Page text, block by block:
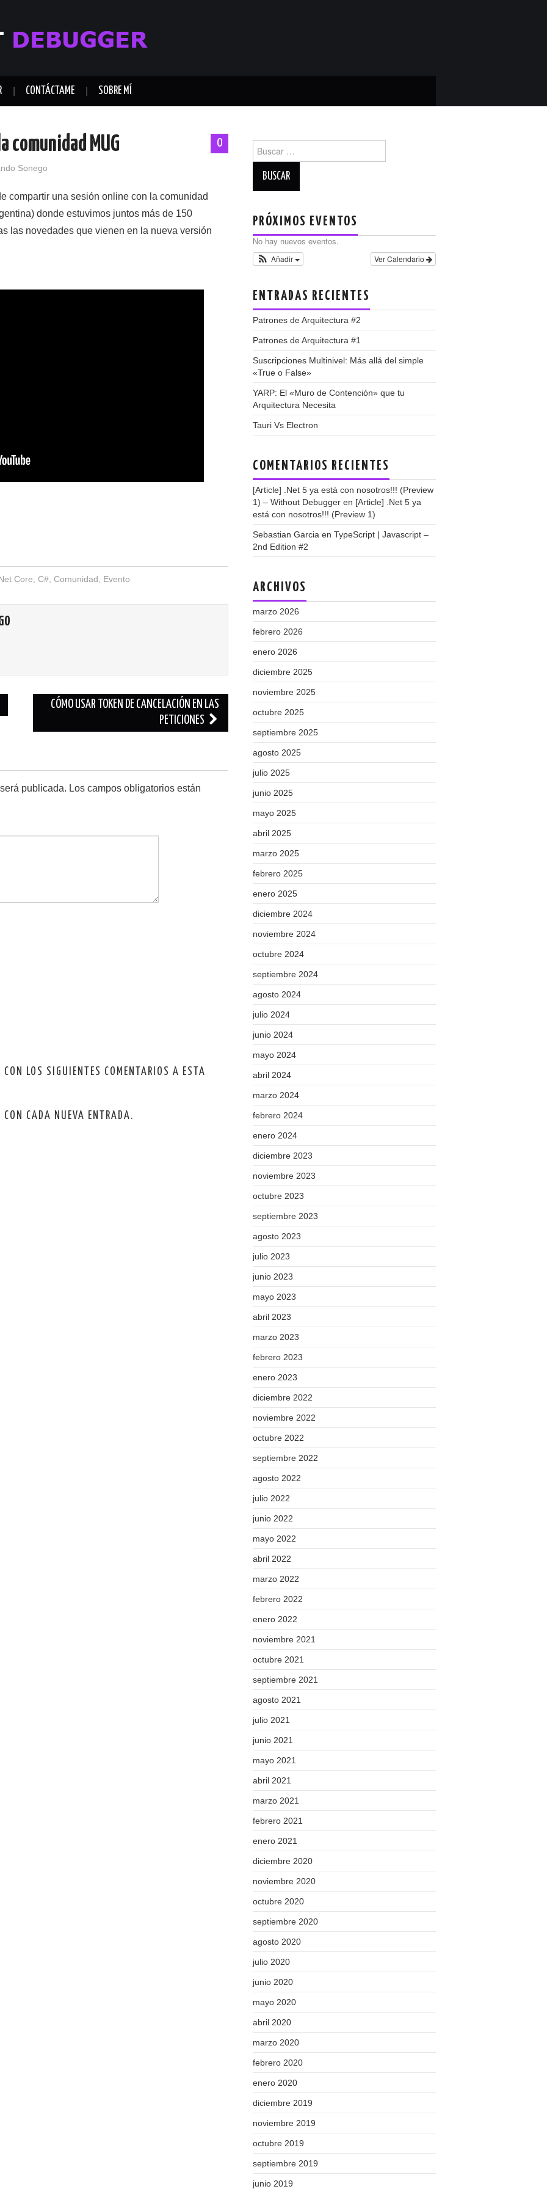
CONTÁCTAME SOBRE MÍ
0
comunidad MUG
Sonego
compartir una sesión online con la comunidad
donde estuvimos juntos más de 150
las novedades que vienen en la nueva versión
Core ,C# ,Comunidad Evento
CÓMO USAR TOKEN DE CANCELACIÓN EN LAS
PETICIONES
publicada. Los campos obligatorios están
CON LOS SIGUIENTES COMENTARIOS A ESTA
CON CADA NUEVA ENTRADA.
PRÓXIMOS EVENTOS
No hay nuevos eventos.
Ver Calendario
Añadir
ENTRADAS RECIENTES
Patrones de Arquitectura #2
Patrones de Arquitectura #1
Suscripciones Multinivel: Más allá del simple
«True o False»
YARP: El «Muro de Contención» que tu
Arquitectura Necesita
Tauri Vs Electron
COMENTARIOS RECIENTES
[Article] .Net 5 ya está con nosotros!!! (Preview
1) – Without Debugger en [Article] .Net 5 ya
está con nosotros!!! (Preview 1)
Sebastian Garcia en TypeScript | Javascript –
2nd Edition #2
ARCHIVOS
marzo 2026
febrero 2026
enero 2026
diciembre 2025
noviembre 2025
octubre 2025
septiembre 2025
agosto 2025
julio 2025
junio 2025
mayo 2025
abril 2025
marzo 2025
febrero 2025
enero 2025
diciembre 2024
noviembre 2024
octubre 2024
septiembre 2024
agosto 2024
julio 2024
junio 2024
mayo 2024
abril 2024
marzo 2024
febrero 2024
enero 2024
diciembre 2023
noviembre 2023
octubre 2023
septiembre 2023
agosto 2023
julio 2023
junio 2023
mayo 2023
abril 2023
marzo 2023
febrero 2023
enero 2023
diciembre 2022
noviembre 2022
octubre 2022
septiembre 2022
agosto 2022
julio 2022
junio 2022
mayo 2022
abril 2022
marzo 2022
febrero 2022
enero 2022
noviembre 2021
octubre 2021
septiembre 2021
agosto 2021
julio 2021
junio 2021
mayo 2021
abril 2021
marzo 2021
febrero 2021
enero 2021
diciembre 2020
noviembre 2020
octubre 2020
septiembre 2020
agosto 2020
julio 2020
junio 2020
mayo 2020
abril 2020
marzo 2020
febrero 2020
enero 2020
diciembre 2019
noviembre 2019
octubre 2019
septiembre 2019
junio 2019